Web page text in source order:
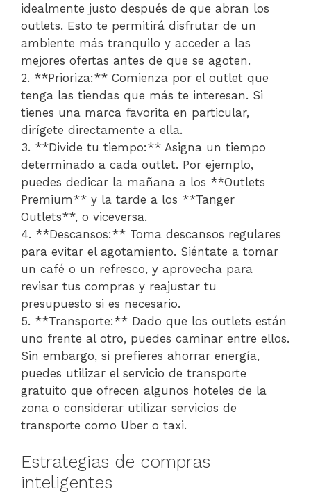
idealmente justo después de que abran los
outlets. Esto te permitirá disfrutar de un
ambiente más tranquilo y acceder a las
mejores ofertas antes de que se agoten.
2. **Prioriza:** Comienza por el outlet que
tenga las tiendas que más te interesan. Si
tienes una marca favorita en particular,
dirígete directamente a ella.
3. **Divide tu tiempo:** Asigna un tiempo
determinado a cada outlet. Por ejemplo,
puedes dedicar la mañana a los **Outlets
Premium** y la tarde a los **Tanger
Outlets**, o viceversa.
4. **Descansos:** Toma descansos regulares
para evitar el agotamiento. Siéntate a tomar
un café o un refresco, y aprovecha para
revisar tus compras y reajustar tu
presupuesto si es necesario.
5. **Transporte:** Dado que los outlets están
uno frente al otro, puedes caminar entre ellos.
Sin embargo, si prefieres ahorrar energía,
puedes utilizar el servicio de transporte
gratuito que ofrecen algunos hoteles de la
zona o considerar utilizar servicios de
transporte como Uber o taxi.
Estrategias de compras
inteligentes